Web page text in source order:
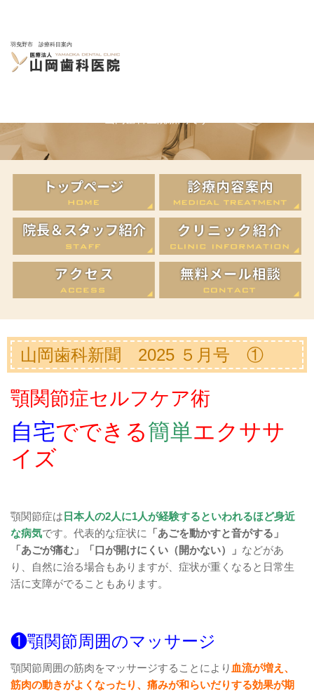
羽曳野市 診療科目案内
山岡歯科新聞 2025 ５月号 ①
顎関節症セルフケア術
自宅でできる簡単エクササ
イズ
顎関節症は 日本人の2人に1人が経験するといわれるほど身近
な病気です。代表的な症状に
「あごを動かすと音がする」
「あごが痛む」「口が開けにくい（開かない）」 などがあ
り、自然に治る場合もありますが、症状が重くなると日常生
活に支障がでることもあります。
❶顎関節周囲のマッサージ
顎関節周囲の筋肉をマッサージすることにより 血流が増え、
筋肉の動きがよくなったり、痛みが和らいだりする効果が期